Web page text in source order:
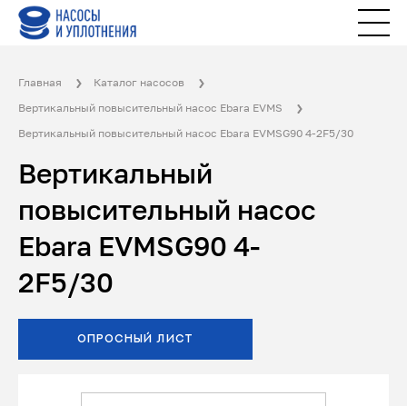
Главная
Каталог насосов
Вертикальный повысительный насос Ebara EVMS
Вертикальный повысительный насос Ebara EVMSG90 4-2F5/30
Вертикальный
повысительный насос
Ebara EVMSG90 4-
2F5/30
ОПРОСНЫЙ ЛИСТ